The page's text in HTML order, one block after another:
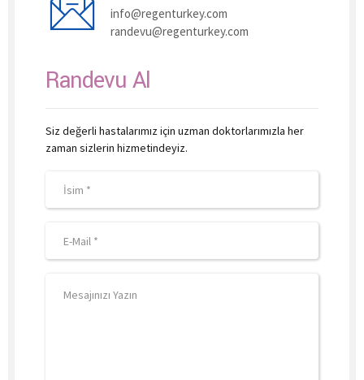
info@regenturkey.com
randevu@regenturkey.com
Randevu Al
Siz değerli hastalarımız için uzman doktorlarımızla her
zaman sizlerin hizmetindeyiz.